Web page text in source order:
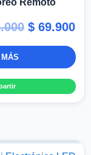
Remoto
$ 69.900